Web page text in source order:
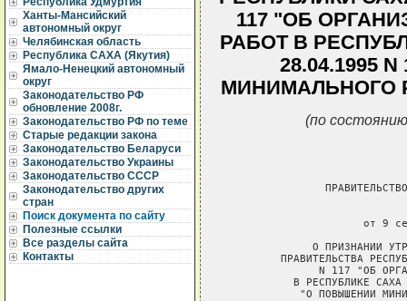
Ханты-Мансийский
автономный округ
Челябинская область
Республика САХА (Якутия)
Ямало-Ненецкий автономный
округ
Законодательство РФ
обновление 2008г.
Законодательство РФ по теме
Старые редакции закона
Законодательство Беларуси
Законодательство Украины
Законодательство СССР
Законодательство других
стран
Поиск документа по сайту
Полезные ссылки
Все разделы сайта
Контакты
117 "ОБ
РАБОТ В
28.04.1995
МИНИМАЛЬНОГО
(по
от 9
О ПРИЗНАНИИ
ПРАВИТЕЛЬСТВА
N 117 "ОБ
В РЕСПУБЛИКЕ
"О ПОВЫШЕНИИ